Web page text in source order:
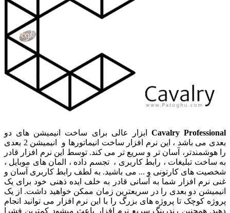
Cavalry Professional ابزار عالی برای ساخت انیمیشن های دو
بعدی می باشد ، این نرم افزار ساخت انیماتورها و انیمیشن 2 بعدی
را هوشمندتر، آسان تر و سریع تر می کند. توسط این نرم افزار قادر
به ساخت تبلیغات ، رابط کاربری ، تجسم داده ، المان های موبایل ،
شخصیت های کارتونی و ... می باشید. به لطف رابط کاربری آسان و
غنی نرم افزار شما به آسانی قادر به خلف ایده ذهنی خود برای یک
انیمیشن دو بعدی را در سریعترین زمان ممکن خواهید داشت. از یک
پروژه کوچک تا پروژه های بزرگ را با این نرم افزار می توانید انجام
دهید. همچنین رندرینگ سریع نرم افزار باعث میشود کمترین فشرا